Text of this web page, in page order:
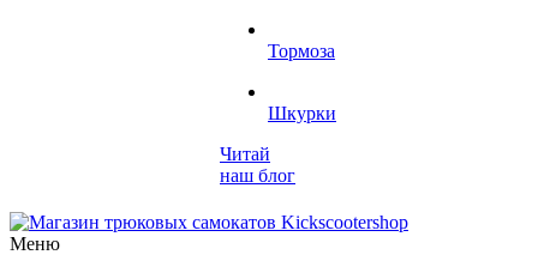
Тормоза
Шкурки
Читай
наш блог
Меню